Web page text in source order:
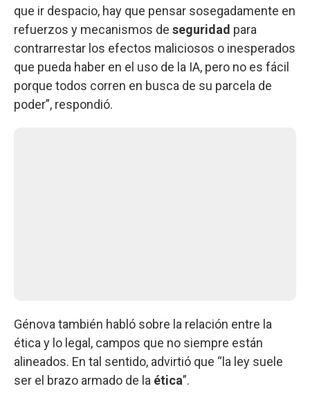
que ir despacio, hay que pensar sosegadamente en
refuerzos y mecanismos de seguridad para
contrarrestar los efectos maliciosos o inesperados
que pueda haber en el uso de la IA, pero no es fácil
porque todos corren en busca de su parcela de
poder”, respondió.
Génova también habló sobre la relación entre la
ética y lo legal, campos que no siempre están
alineados. En tal sentido, advirtió que “la ley suele
ser el brazo armado de la ética”.